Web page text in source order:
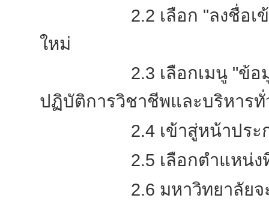
2.2 เลือก "ลงชื่อเข้าใช้"
ใหม่
2.3 เลือกเมนู "ข้อมูลส่ว
ปฏิบัติการวิชาชีพและบริหารทั่
2.4 เข้าสู่หน้าประกาศรั
2.5 เลือกตำแหน่งที่ต้
2.6 มหาวิทยาลัยจะประ